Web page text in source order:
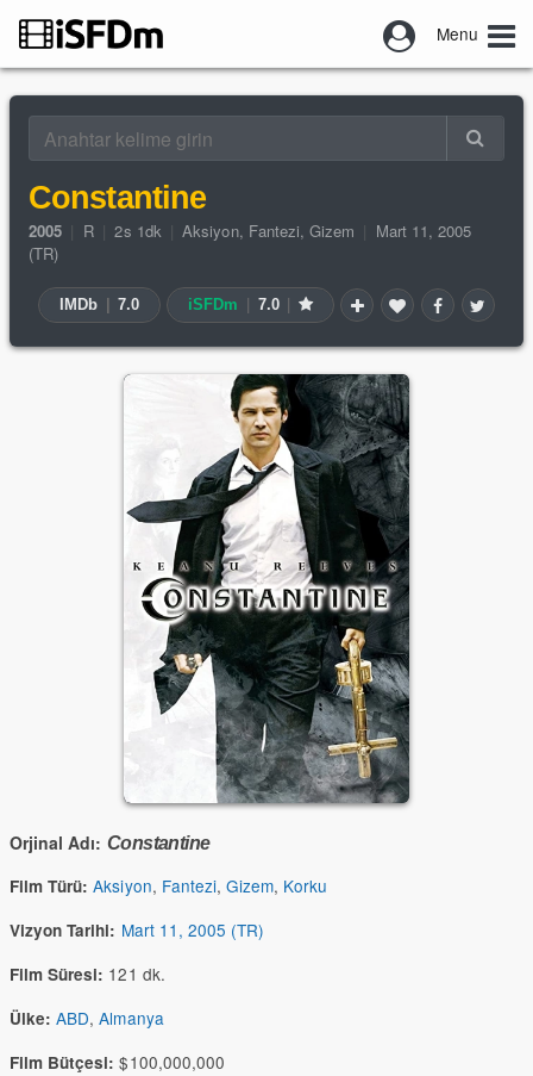
Menu
Constantine
2005 R 2s 1dk Aksiyon, Fantezi, Gizem
Mart 11, 2005
(TR)
IMDb 7.0 iSFDm 7.0
Orjinal Adı: Constantine
Film Türü: Aksiyon, Fantezi, Gizem, Korku
Vizyon Tarihi: Mart 11, 2005 (TR)
Film Süresi: 121 dk.
Ülke: ABD,Almanya
Film Bütçesi: $100,000,000